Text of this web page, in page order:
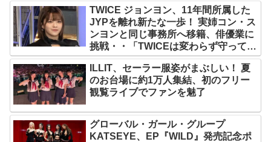
TWICE ジョンヨン、11年間所属した
JYPを離れ新たな一歩！ 実姉コン・ス
ンヨンと同じ事務所へ移籍、俳優業に
挑戦・・「TWICEは変わらず守ってい
く」グループ活動は継続へ
ILLIT、セーラー服姿がまぶしい！ 夏
のお台場に約1万人集結、初のフリー
観覧ライブでファンを魅了
グローバル・ガール・グループ
KATSEYE、EP『WILD』発売記念ポ